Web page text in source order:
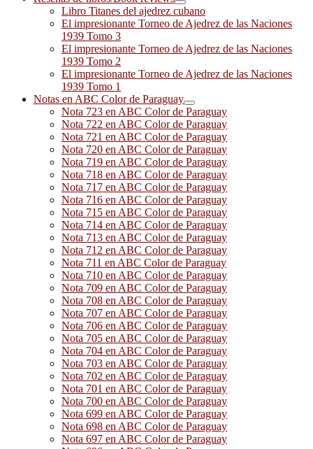
Libro Titanes del ajedrez cubano
El impresionante Torneo de Ajedrez de las Naciones
1939 Tomo 3
El impresionante Torneo de Ajedrez de las Naciones
1939 Tomo 2
El impresionante Torneo de Ajedrez de las Naciones
1939 Tomo 1
Notas en ABC Color de Paraguay
Nota 723 en ABC Color de Paraguay
Nota 722 en ABC Color de Paraguay
Nota 721 en ABC Color de Paraguay
Nota 720 en ABC Color de Paraguay
Nota 719 en ABC Color de Paraguay
Nota 718 en ABC Color de Paraguay
Nota 717 en ABC Color de Paraguay
Nota 716 en ABC Color de Paraguay
Nota 715 en ABC Color de Paraguay
Nota 714 en ABC Color de Paraguay
Nota 713 en ABC Color de Paraguay
Nota 712 en ABC Color de Paraguay
Nota 711 en ABC Color de Paraguay
Nota 710 en ABC Color de Paraguay
Nota 709 en ABC Color de Paraguay
Nota 708 en ABC Color de Paraguay
Nota 707 en ABC Color de Paraguay
Nota 706 en ABC Color de Paraguay
Nota 705 en ABC Color de Paraguay
Nota 704 en ABC Color de Paraguay
Nota 703 en ABC Color de Paraguay
Nota 702 en ABC Color de Paraguay
Nota 701 en ABC Color de Paraguay
Nota 700 en ABC Color de Paraguay
Nota 699 en ABC Color de Paraguay
Nota 698 en ABC Color de Paraguay
Nota 697 en ABC Color de Paraguay